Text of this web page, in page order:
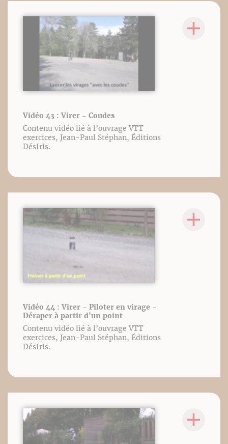
Vidéo 43 : Virer - Coudes
Contenu vidéo lié à l’ouvrage VTT
exercices, Jean-Paul Stéphan, Éditions
DésIris.
Vidéo 44 : Virer - Piloter en virage -
Déraper à partir d'un point
Contenu vidéo lié à l’ouvrage VTT
exercices, Jean-Paul Stéphan, Éditions
DésIris.